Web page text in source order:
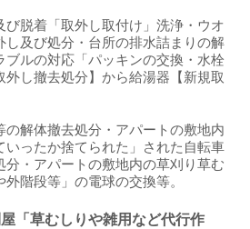
び脱着「取外し取付け」洗浄・ウオ
し及び処分・台所の排水詰まりの解
ルの対応「パッキンの交換・水栓
し撤去処分】から給湯器【新規取
の解体撤去処分・アパートの敷地内
いったか捨てられた」された自転車
・アパートの敷地内の草刈り草む
階段等」の電球の交換等。
「草むしりや雑用など代行作